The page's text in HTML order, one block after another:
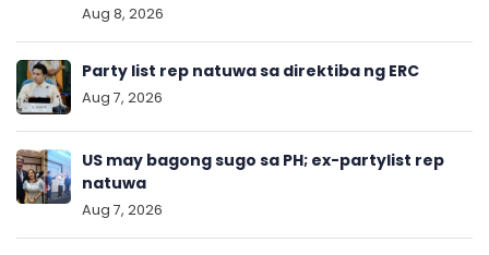
Aug 8, 2026
Party list rep natuwa sa direktiba ng ERC
Aug 7, 2026
US may bagong sugo sa PH; ex-partylist rep
natuwa
Aug 7, 2026